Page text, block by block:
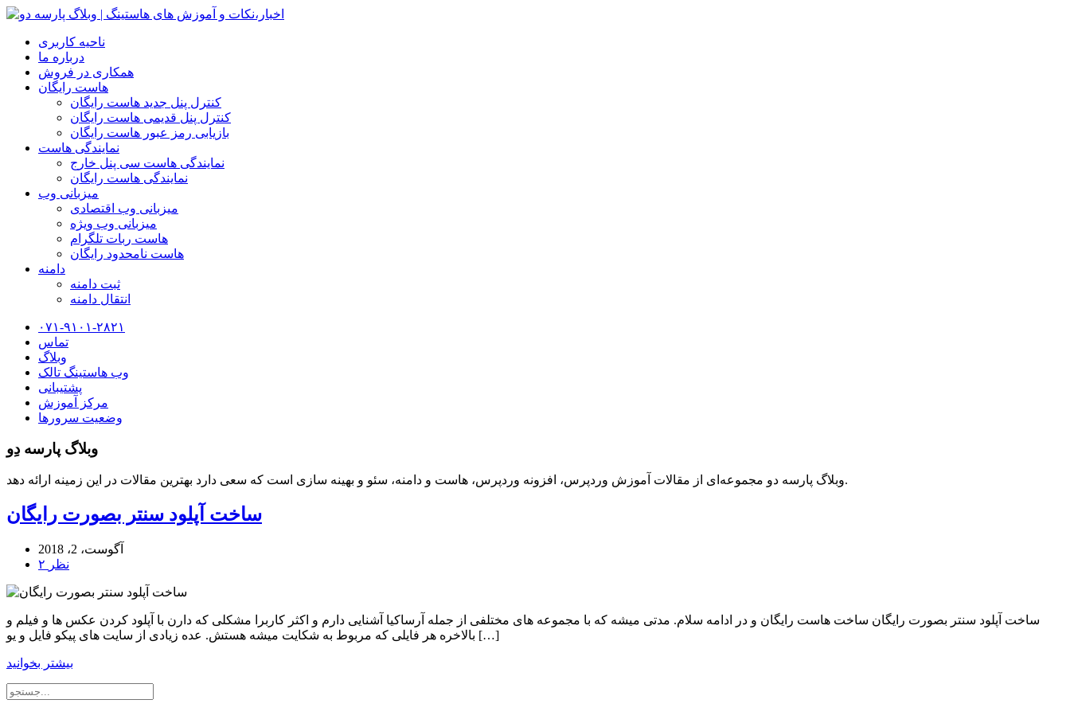
ناحیه کاربری
درباره ما
همکاری در فروش
هاست رایگان
کنترل پنل جدید هاست رایگان
کنترل پنل قدیمی هاست رایگان
بازیابی رمز عبور هاست رایگان
نمایندگی هاست
نمایندگی هاست سی پنل خارج
نمایندگی هاست رایگان
میزبانی وب
میزبانی وب اقتصادی
میزبانی وب ویژه
هاست ربات تلگرام
هاست نامحدود رایگان
دامنه
ثبت دامنه
انتقال دامنه
۰۷۱-۹۱۰۱-۲۸۲۱
تماس
وبلاگ
وب هاستینگ تالک
پشتیبانی
مرکز آموزش
وضعیت سرورها
وبلاگ پارسه دِو
وبلاگ پارسه دو مجموعه‌ای از مقالات آموزش وردپرس، افزونه وردپرس، هاست و دامنه، سئو و بهینه سازی است که سعی دارد بهترین مقالات در این زمینه ارائه دهد.
ساخت آپلود سنتر بصورت رایگان
آگوست، 2، 2018
۲ نظر
ساخت آپلود سنتر بصورت رایگان ساخت هاست رایگان و در ادامه سلام. مدتی میشه که با مجموعه های مختلفی از جمله آرساکیا آشنایی دارم و اکثر کاربرا مشکلی که دارن با آپلود کردن عکس ها و فیلم و
بالاخره هر فایلی که مربوط به شکایت میشه هستش. عده زیادی از سایت های پیکو فایل و یو […]
بیشتر بخوانید